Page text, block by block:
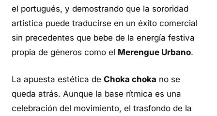
el portugués, y demostrando que la sororidad
artística puede traducirse en un éxito comercial
sin precedentes que bebe de la energía festiva
propia de géneros como el Merengue Urbano.
La apuesta estética de Choka choka no se
queda atrás. Aunque la base rítmica es una
celebración del movimiento, el trasfondo de la